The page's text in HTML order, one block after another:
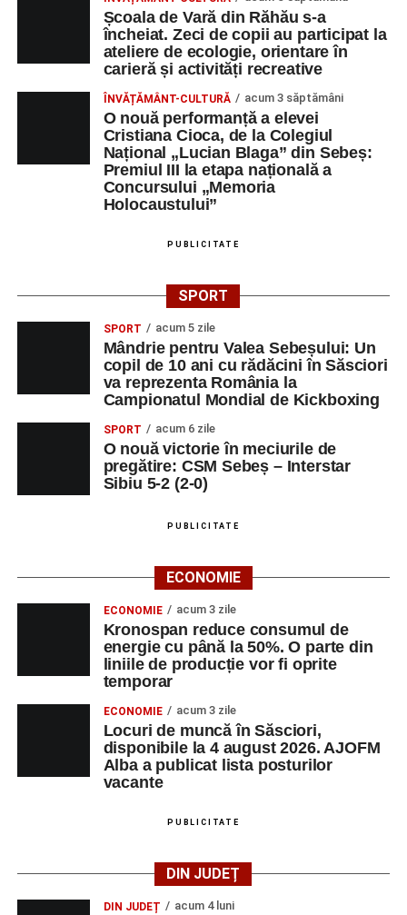
, susținut de
Remus Grama and The
Concert Band, alcătuit din membri ai Orchestrei
Filarmonicii de Stat Târgu Mureș.
Vineri, 29 august
Ora 11:00 – Aula Primăriei Sebeș: „Armonia
prieteniei”, întâlnire oficială cu reprezentanții
orașelor înfrățite;
Ora 19:00 – Grădina Muzeului Municipal:
care împlinesc 50 de ani de căsătorie, urmată de un
Cooperativa 9;
Orele 10:00–19:00 – Stadionul Pielarul:
Sebeșului la Fotbal Juniori, ediția I (Under 9 și
Under 11);
Orele 16:00–24:00 – Parcul Arini:parc de
distracții.
Sâmbătă, 30 august
Nexxt Band,Red Ravine
Orele 10:00–19:00 – Stadionul Pielarul:
Sebeșului la Fotbal Juniori
Orele 16:00–24:00 – Parcul Arini:parc de
distracții.
Duminică, 31 august
Orele 10:00–14:00 – Stadionul Pielarul:ultimele
meciuri din cadrulCupei Sebeșului la Fotbal
Ora 17:00 – Parcul Zăvoi din Petrești:
participarea unor îndrăgiți interpreți de muzică
Școala de Vară din Răhău s-a
încheiat. Zeci de copii au participat la
ateliere de ecologie, orientare în
carieră și activități recreative
ÎNVĂȚĂMÂNT-CULTURĂ acum 3 săptămâni
O nouă performanță a elevei
Cristiana Cioca, de la Colegiul
Național „Lucian Blaga” din Sebeș:
Premiul III la etapa națională a
Concursului „Memoria
Holocaustului”
PUBLICITATE
SPORT
SPORT acum 5 zile
Mândrie pentru Valea Sebeșului: Un
copil de 10 ani cu rădăcini în Săsciori
va reprezenta România la
Campionatul Mondial de Kickboxing
SPORT acum 6 zile
O nouă victorie în meciurile de
pregătire: CSM Sebeș – Interstar
Sibiu 5-2 (2-0)
PUBLICITATE
ECONOMIE
ECONOMIE acum 3 zile
Kronospan reduce consumul de
energie cu până la 50%. O parte din
liniile de producție vor fi oprite
temporar
ECONOMIE acum 3 zile
Locuri de muncă în Săsciori,
disponibile la 4 august 2026. AJOFM
Alba a publicat lista posturilor
vacante
PUBLICITATE
DIN JUDEȚ
DIN JUDEȚ acum 4 luni